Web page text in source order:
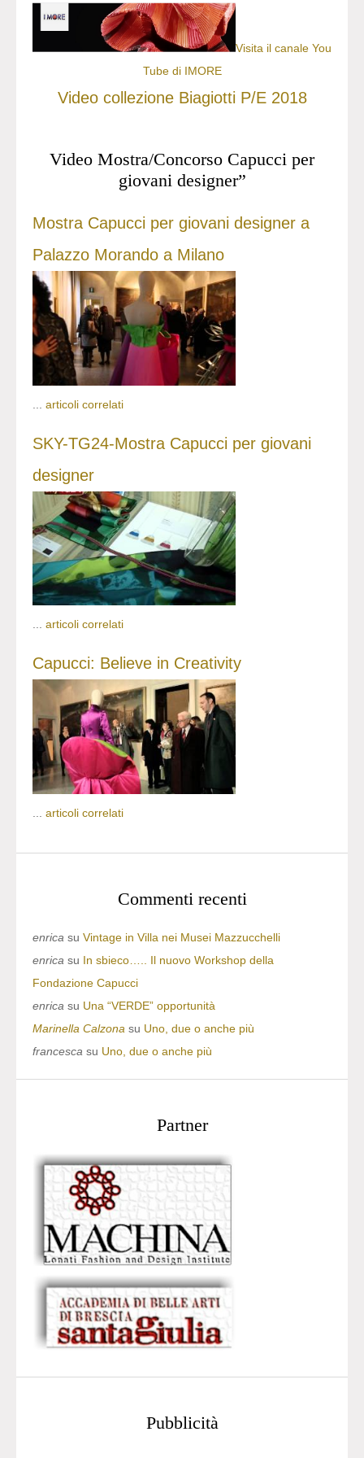
Visita il canale You
Tube di IMORE
Video collezione Biagiotti P/E 2018
Video Mostra/Concorso Capucci per
giovani designer”
Mostra Capucci per giovani designer a
Palazzo Morando a Milano
articoli correlati
SKY-TG24-Mostra Capucci per giovani
designer
... articoli correlati
Capucci: Believe in Creativity
articoli correlati
Commenti recenti
enrica su Vintage in Villa nei Musei Mazzucchelli
enrica su In sbieco….. Il nuovo Workshop della
Fondazione Capucci
enrica su Una “VERDE” opportunità
Marinella Calzona su Uno, due o anche più
francesca su Uno, due o anche più
Partner
Pubblicità